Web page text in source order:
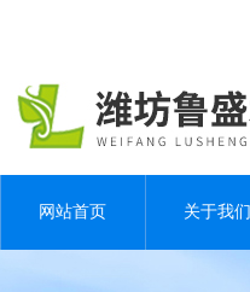
网站首页 关于我们